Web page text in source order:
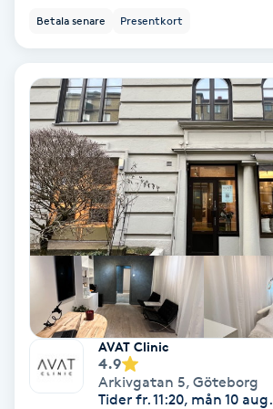
Shiatsu
Singelfransar
Sjukgymnastik
Skalpmassage
Skinbooster
Sklerosering
Skoinlägg
Betala senare Presentkort
AVAT Clinic
4.9
Arkivgatan 5, Göteborg
Tider fr. 11:20, mån 10 aug.